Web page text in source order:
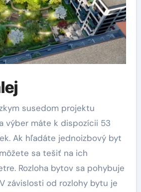
susedom projektu
výber máte k dispozícii 53
Ak hľadáte jednoizbový byt
sa tešiť na ich
Rozloha bytov sa pohybuje
závislosti od rozlohy bytu je